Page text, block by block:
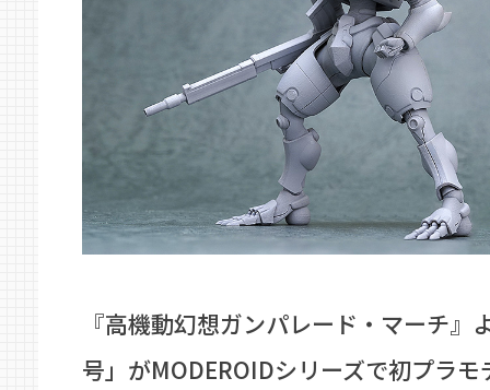
『高機動幻想ガンパレード・マーチ』
号」がMODEROIDシリーズで初プラモ